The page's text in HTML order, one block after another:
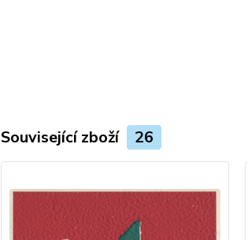
Související zboží 26